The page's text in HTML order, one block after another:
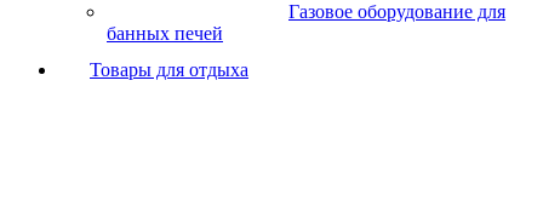
Газовое оборудование для
банных печей
Товары для отдыха